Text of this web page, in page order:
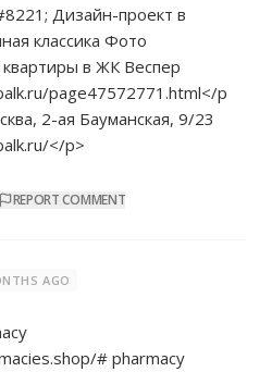
Дизайн-проект в
классика Фото
в ЖК Веспер
page47572771.html</p
2-ая Бауманская, 9/23
</p>
REPORT COMMENT
AGO
# pharmacy